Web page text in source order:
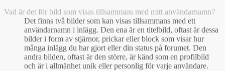
Vad är det för bild som visas tillsammans med mitt användarnamn?
Det finns två bilder som kan visas tillsammans med ett
användarnamn i inlägg. Den ena är en titelbild, oftast är dessa
bilder i form av stjärnor, prickar eller block som visar hur
många inlägg du har gjort eller din status på forumet. Den
andra bilden, oftast är den större, är känd som en profilbild
och är i allmänhet unik eller personlig för varje användare.